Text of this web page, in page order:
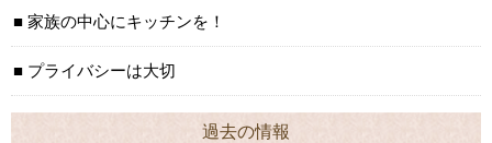
家族の中心にキッチンを！
プライバシーは大切
過去の情報